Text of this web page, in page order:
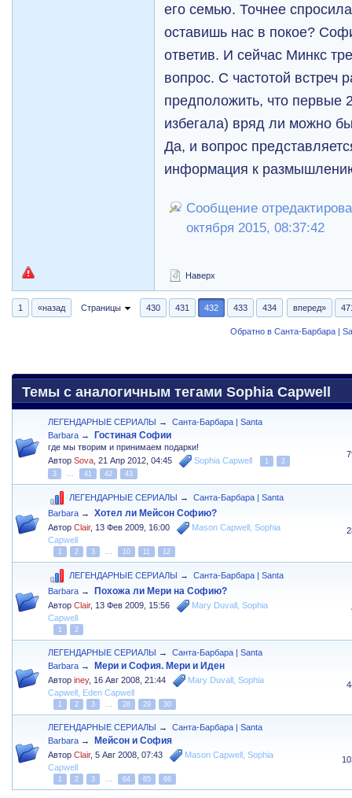
его семью. Точнее
оставишь нас в покое?
ответив. И сейчас Минкс
вопрос. С частотой встреч
предположить, что
избегала) вряд ли можно
Да, и вопрос
информация к
Сообщение
октября 2015, 08:37:42
Наверх
1 «назад Страницы 430 431 432 433 434 вперед»
Обратно в Санта-Барбара |
Темы с аналогичным тегами Sophia Capwell
ЛЕГЕНДАРНЫЕ СЕРИАЛЫ →
Санта-Барбара | Santa
Barbara → Гостиная Софии
где мы творим и принимаем подарки!
АвторSova ,21 Апр 2012, 04:45 Sophia Capwell 1
2
3
... 41 42 43
ЛЕГЕНДАРНЫЕ СЕРИАЛЫ →
Санта-Барбара | Santa
Barbara → Хотел ли Мейсон Софию?
АвторClair, 13 Фев 2009, 16:00 Mason Capwell ,Sophia
Capwell
1 2 3 ... 10 11 12
ЛЕГЕНДАРНЫЕ СЕРИАЛЫ →
Санта-Барбара | Santa
Barbara → Похожа ли Мери на Софию?
АвторClair, 13 Фев 2009, 15:56 Mary Duvall ,Sophia
Capwell
1 2
ЛЕГЕНДАРНЫЕ СЕРИАЛЫ →
Санта-Барбара | Santa
Barbara → Мери и София. Мери и Иден
Авторiney, 16 Авг 2008, 21:44 Mary Duvall ,Sophia
Capwell
Eden Capwell
1 2 3 ... 28 29 30
ЛЕГЕНДАРНЫЕ СЕРИАЛЫ →
Санта-Барбара | Santa
Barbara → Мейсон и София
АвторClair,5 Авг 2008, 07:43 Mason Capwell ,Sophia
Capwell
1 2 3 ... 64 65 66